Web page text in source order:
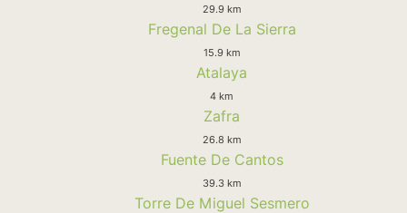
29.9 km
Fregenal De La Sierra
15.9 km
Atalaya
4 km
Zafra
26.8 km
Fuente De Cantos
39.3 km
Torre De Miguel Sesmero